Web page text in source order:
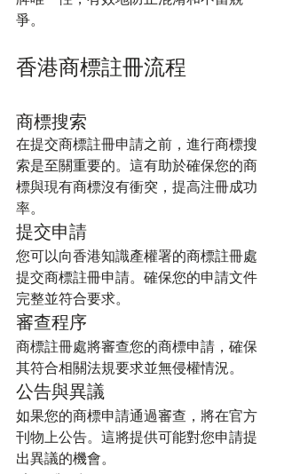
爭。
香港商標註冊流程
商標搜索
在提交商標註冊申請之前，進行商標搜
索是至關重要的。這有助於確保您的商
標與現有商標沒有衝突，提高注冊成功
率。
提交申請
您可以向香港知識產權署的商標註冊處
提交商標註冊申請。確保您的申請文件
完整並符合要求。
審查程序
商標註冊處將審查您的商標申請，確保
其符合相關法規要求並無侵權情況。
公告與異議
如果您的商標申請通過審查，將在官方
刊物上公告。這將提供可能對您申請提
出異議的機會。